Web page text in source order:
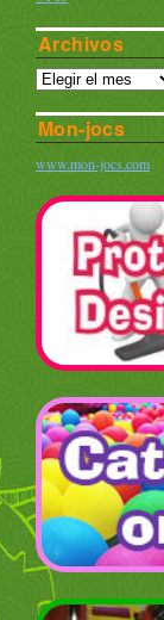
Archivos
Mon-jocs
www.mon-jocs.com